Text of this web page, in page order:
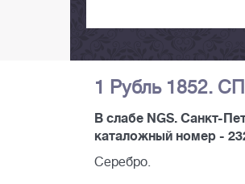
1 Рубль 1852.
В слабе NGS. Санкт-
каталожный номер -
Серебро.